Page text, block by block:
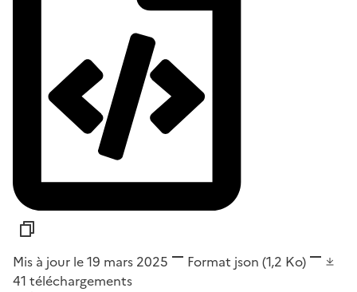
Mis à jour le 19 mars 2025 Format json (1,2 Ko)
41 téléchargements